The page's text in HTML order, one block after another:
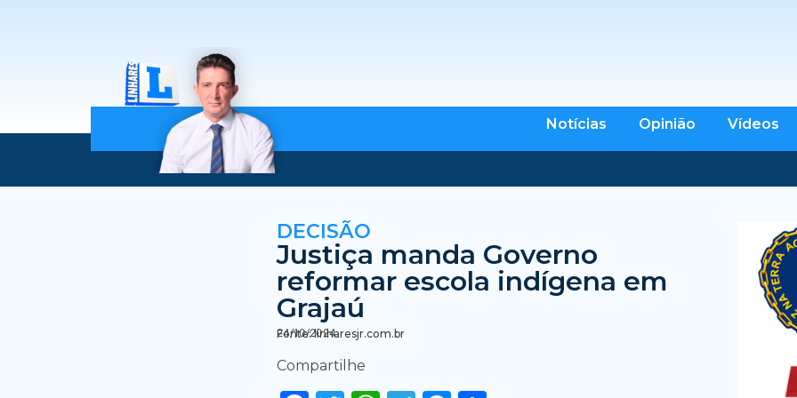
Notícias Opinião Vídeos
DECISÃO
Justiça manda Governo
reformar escola indígena em
Grajaú
Fonte: linharesjr.com.br
24/10/2024
Compartilhe